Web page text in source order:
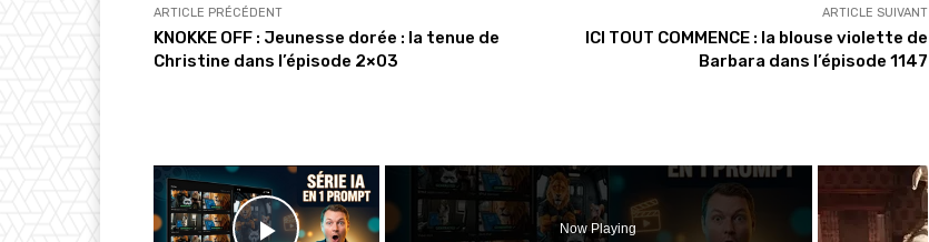
ARTICLE PRÉCÉDENT
KNOKKE OFF : Jeunesse dorée : la tenue de
Christine dans l’épisode 2×03
ARTICLE SUIVANT
ICI TOUT COMMENCE : la blouse violette de
Barbara dans l’épisode 1147
×
Now Playing